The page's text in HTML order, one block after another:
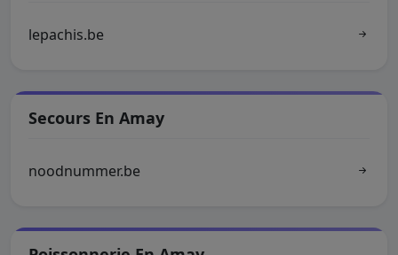
lepachis.be
Secours En Amay
noodnummer.be